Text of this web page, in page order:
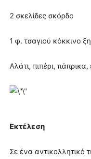
2 σκελίδες σκόρδο
1 φ. τσαγιού κόκκινο
Αλάτι, πιπέρι,
Εκτέλεση
Σε ένα αντικολλητικό